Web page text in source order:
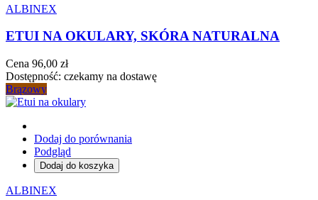
ALBINEX
ETUI NA OKULARY, SKÓRA NATURALNA
Cena 96,00 zł
Dostępność: czekamy na dostawę
Brązowy
Dodaj do porównania
Podgląd
Dodaj do koszyka
ALBINEX